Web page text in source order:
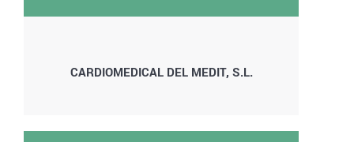
CARDIOMEDICAL DEL MEDIT, S.L.